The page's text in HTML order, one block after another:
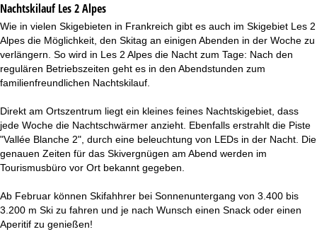
NachtskilaufLes 2 Alpes
Wie in vielen Skigebieten in Frankreich gibt es auch im Skigebiet Les 2
Alpes die Möglichkeit, den Skitag an einigen Abenden in der Woche zu
verlängern. So wird in Les 2 Alpes die Nacht zum Tage: Nach den
regulären Betriebszeiten geht es in den Abendstunden zum
familienfreundlichen Nachtskilauf.
Direkt am Ortszentrum liegt ein kleines feines Nachtskigebiet, dass
jede Woche die Nachtschwärmer anzieht. Ebenfalls erstrahlt die Piste
"Vallée Blanche 2", durch eine beleuchtung von LEDs in der Nacht. Die
genauen Zeiten für das Skivergnügen am Abend werden im
Tourismusbüro vor Ort bekannt gegeben.
Ab Februar können Skifahhrer bei Sonnenuntergang von 3.400 bis
3.200 m Ski zu fahren und je nach Wunsch einen Snack oder einen
Aperitif zu genießen!